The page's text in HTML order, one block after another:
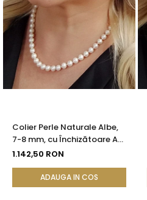
Colier Perle Naturale Albe,
7-8 mm, cu Închizătoare Aur
14K (aur 585) | KASKADDA®
1.142,50 RON
ADAUGA IN COS